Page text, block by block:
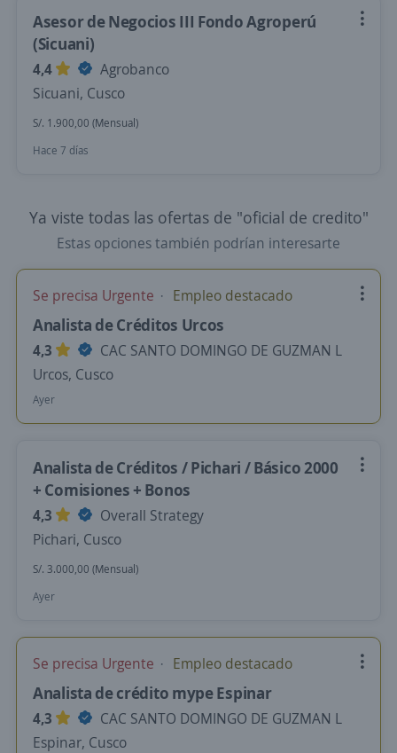
Asesor de Negocios III Fondo Agroperú
(Sicuani)
4,4
Agrobanco
Sicuani, Cusco
S/. 1.900,00 (Mensual)
Hace 7 días
Ya viste todas las ofertas de "oficial de credito"
Estas opciones también podrían interesarte
Se precisa Urgente Empleo destacado
Analista de Créditos Urcos
4,3
CAC SANTO DOMINGO DE GUZMAN L
Urcos, Cusco
Ayer
Analista de Créditos / Pichari / Básico 2000
+ Comisiones + Bonos
4,3
Overall Strategy
Pichari, Cusco
S/. 3.000,00 (Mensual)
Ayer
Se precisa Urgente Empleo destacado
Analista de crédito mype Espinar
4,3
CAC SANTO DOMINGO DE GUZMAN L
Espinar, Cusco